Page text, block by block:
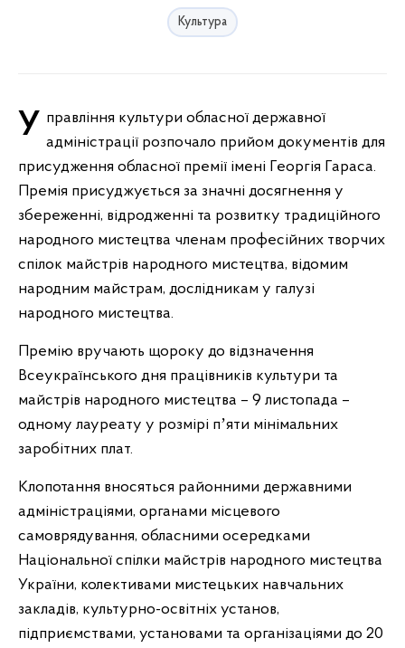
Культура
Управління культури обласної державної адміністрації розпочало прийом документів для
присудження обласної премії імені Георгія Гараса.
Премія присуджується за значні досягнення у
збереженні, відродженні та розвитку традиційного
народного мистецтва членам професійних творчих
спілок майстрів народного мистецтва, відомим
народним майстрам, дослідникам у галузі
народного мистецтва.
Премію вручають щороку до відзначення
Всеукраїнського дня працівників культури та
майстрів народного мистецтва – 9 листопада –
одному лауреату у розмірі пʼяти мінімальних
заробітних плат.
Клопотання вносяться районними державними
адміністраціями, органами місцевого
самоврядування, обласними осередками
Національної спілки майстрів народного мистецтва
України, колективами мистецьких навчальних
закладів, культурно-освітніх установ,
підприємствами, установами та організаціями до 20